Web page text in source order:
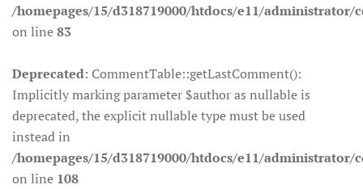
/homepages/15/d318719000/htdocs/e11/
on line83
Deprecated: CommentTable::getLastComment():
Implicitly marking parameter $author as nullable is
deprecated, the explicit nullable type must be used
instead in
/homepages/15/d318719000/htdocs/e11/
on line 108